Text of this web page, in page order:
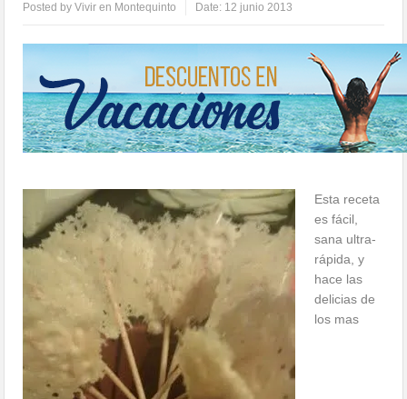
Posted byVivir en Montequinto Date: 12 junio 2013
Esta receta
es fácil,
sana ultra-
rápida, y
hace las
delicias de
los mas